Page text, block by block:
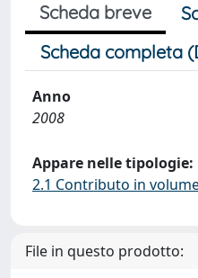
Scheda breve
Scheda completa
Anno
2008
Appare nelle tipologie:
2.1 Contributo in
File in questo prodotto: